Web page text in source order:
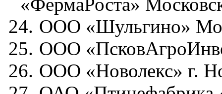
«ФермаРоста»
24. ООО «Шульгино»
25. ООО
26. ООО «Новолекс» г.